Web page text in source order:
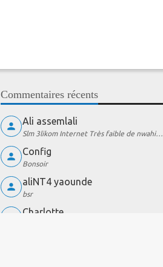
Commentaires récents
Ali assemlali
Slm 3likom Internet Très faible de nwahi…
Config
Bonsoir
aliNT4 yaounde
bsr
Charlotte